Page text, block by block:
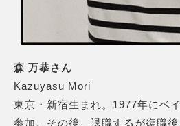
森 万恭さん
Kazuyasu Mori
東京・新宿生まれ。1977年にベ
参加。その後、退職するが復職